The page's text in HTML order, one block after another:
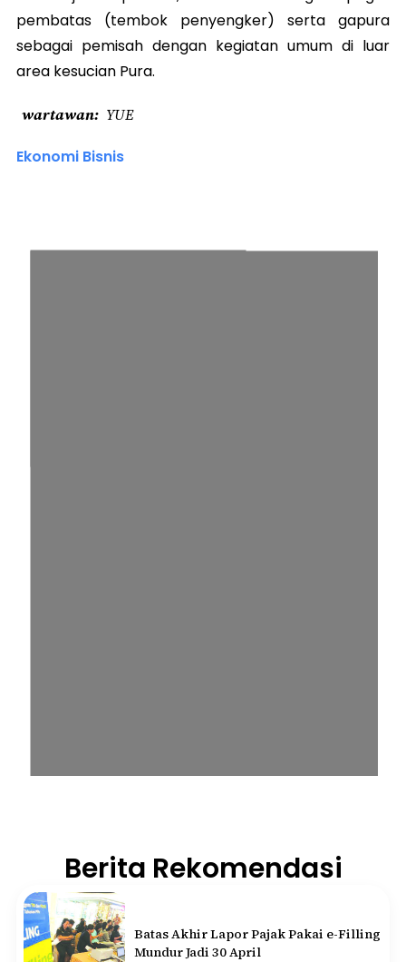
pembatas (tembok penyengker) serta gapura
sebagai pemisah dengan kegiatan umum di luar
area kesucian Pura.
wartawan YUE
Ekonomi Bisnis
Berita Rekomendasi
Batas Akhir Lapor Pajak Pakai e-Filling
Mundur Jadi 30 April